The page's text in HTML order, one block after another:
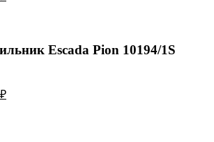
Escada Pion 10194/1S
₽Текущая